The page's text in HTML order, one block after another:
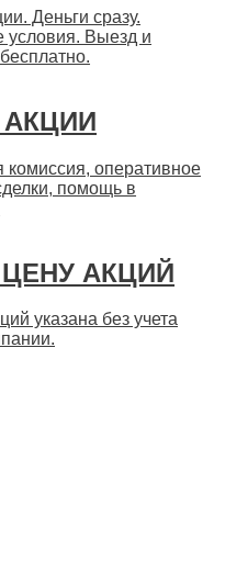
Деньги сразу.
Выезд и
оперативное
помощь в
АКЦИЙ
указана без учета